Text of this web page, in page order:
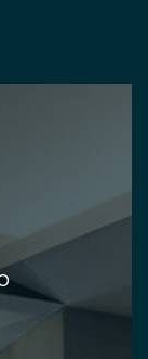
за
и
нужные
и оптом.
случае